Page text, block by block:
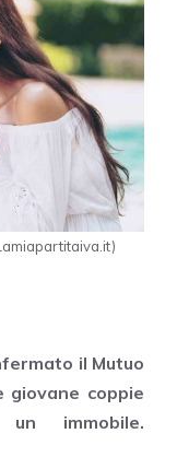
il Mutuo
giovane coppie
immobile.